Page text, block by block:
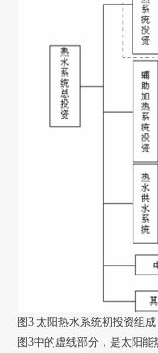
图3 太阳热水系统初投资组成
图3中的虚线部分，是太阳